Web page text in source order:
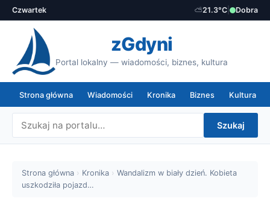
Czwartek ⛅21.3°C Dobra
zGdyni
Portal lokalny — wiadomości, biznes, kultura
Strona główna Wiadomości Kronika Biznes Kultura
Szukaj
Strona główna › Kronika › Wandalizm w biały dzień. Kobieta
uszkodziła pojazd…